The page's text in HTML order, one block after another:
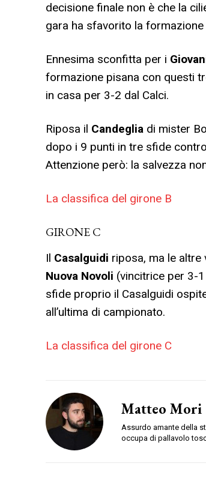
decisione finale non è che la
gara ha sfavorito la
Ennesima sconfitta per i
formazione pisana con questi
in casa per 3-2 dal Calci.
Riposa il Candeglia di mister
dopo i 9 punti in tre sfide
Attenzione però: la salvezza
La classifica del girone B
GIRONE C
Il Casalguidi riposa, ma le altre
Nuova Novoli (vincitrice per 3-
sfide proprio il Casalguidi
all’ultima di campionato.
La classifica del girone C
Matteo Mori
Assurdo amante della
occupa di pallavolo